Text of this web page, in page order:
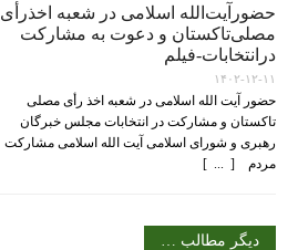
حضورآیت‌الله اسلامی در شعبه اخذرأی
مصلی‌تاکستان و دعوت به مشارکت
درانتخابات-فیلم
۱۴۰۲-۱۲-۱۱
حضور آیت الله اسلامی در شعبه اخذ رأی مصلی
تاکستان و مشارکت در انتخابات مجلس خبرگان
رهبری و شورای اسلامی آیت الله اسلامی مشارکت
مردم [ ... ]
دیگر مطالب …